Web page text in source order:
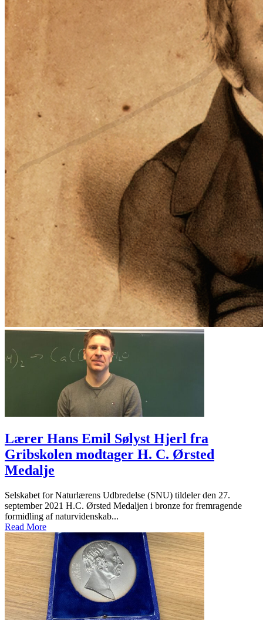
Lærer Hans Emil Sølyst Hjerl fra
Gribskolen modtager H. C. Ørsted
Medalje
Selskabet for Naturlærens Udbredelse (SNU) tildeler den 27.
september 2021 H.C. Ørsted Medaljen i bronze for fremragende
formidling af naturvidenskab...
Read More